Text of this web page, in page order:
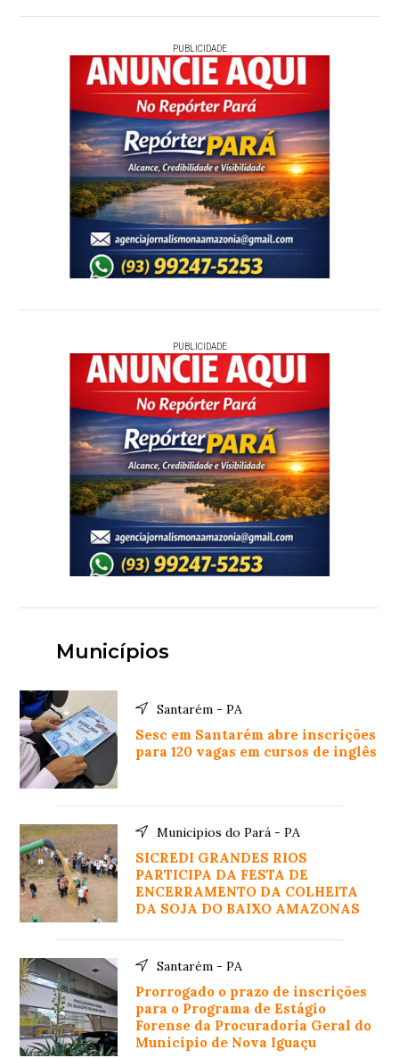
PUBLICIDADE
PUBLICIDADE
Municípios
Santarém - PA
Sesc em Santarém abre inscrições
para 120 vagas em cursos de inglês
Municipios do Pará - PA
SICREDI GRANDES RIOS
PARTICIPA DA FESTA DE
ENCERRAMENTO DA COLHEITA
DA SOJA DO BAIXO AMAZONAS
Santarém - PA
Prorrogado o prazo de inscrições
para o Programa de Estágio
Forense da Procuradoria Geral do
Município de Nova Iguaçu